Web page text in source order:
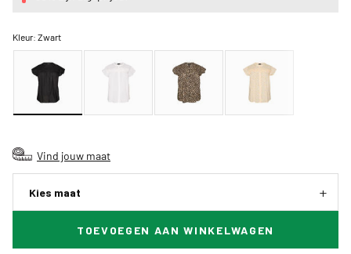
Kleur:Zwart
Vind jouw maat
Kies maat
TOEVOEGEN AAN WINKELWAGEN